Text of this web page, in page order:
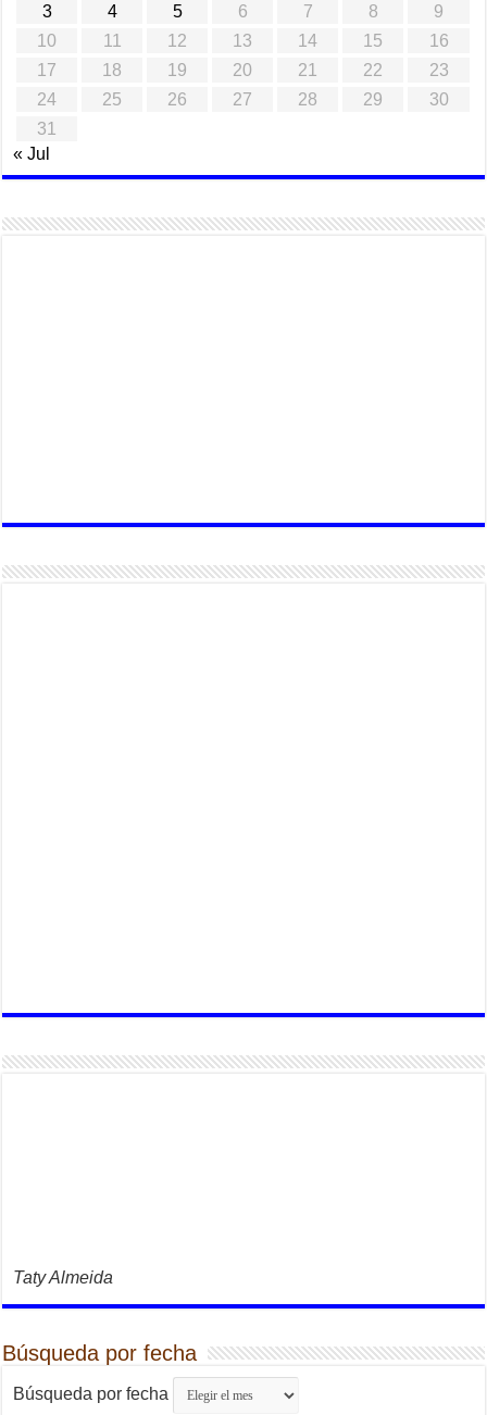
3
4 5 6 7 8
9
10
11 12 13 14 15
16
17
18 19 20 21 22
23
24
25 26 27 28 29
30
31
« Jul
Taty Almeida
Búsqueda por fecha
Búsqueda por fecha